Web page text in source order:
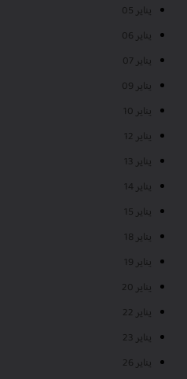
يناير 05
يناير 06
يناير 07
يناير 09
يناير 10
يناير 12
يناير 13
يناير 14
يناير 15
يناير 18
يناير 19
يناير 20
يناير 22
يناير 23
يناير 26